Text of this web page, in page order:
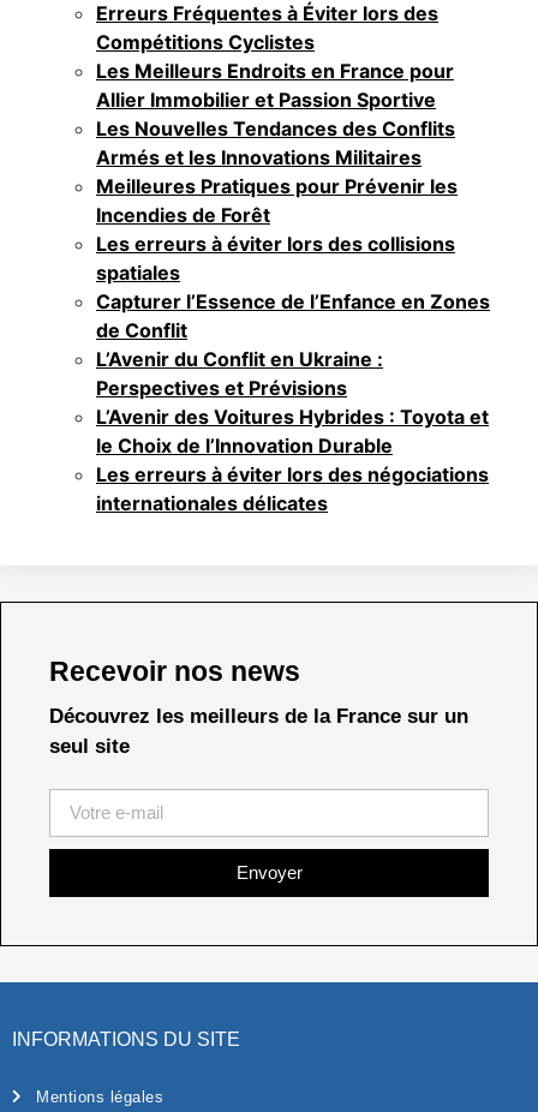
Erreurs Fréquentes à Éviter lors des
Compétitions Cyclistes
Les Meilleurs Endroits en France pour
Allier Immobilier et Passion Sportive
Les Nouvelles Tendances des Conflits
Armés et les Innovations Militaires
Meilleures Pratiques pour Prévenir les
Incendies de Forêt
Les erreurs à éviter lors des collisions
spatiales
Capturer l’Essence de l’Enfance en Zones
de Conflit
L’Avenir du Conflit en Ukraine :
Perspectives et Prévisions
L’Avenir des Voitures Hybrides : Toyota et
le Choix de l’Innovation Durable
Les erreurs à éviter lors des négociations
internationales délicates
Recevoir nos news
Découvrez les meilleurs de la France sur un
seul site
Envoyer
INFORMATIONS DU SITE
Mentions légales